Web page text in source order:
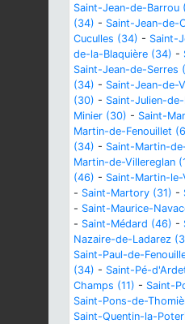
Saint-Jean-de-Barrou
(34) - Saint-Jean-de-
Cuculles (34) - Saint-
de-la-Blaquière (34) -
Saint-Jean-de-Serres
(34) - Saint-Jean-de-
(30) - Saint-Julien-
Minier (30) - Saint-
Martin-de-Fenouillet
(34) - Saint-Martin-
Martin-de-Villereglan
(46) - Saint-Martin-le-
- Saint-Martory (31) -
- Saint-Maurice-
- Saint-Médard (46) -
Nazaire-de-Ladarez
Saint-Paul-de-
(34) - Saint-Pé-
Champs (11) - Saint-
Saint-Pons-de-
Saint-Quentin-la-